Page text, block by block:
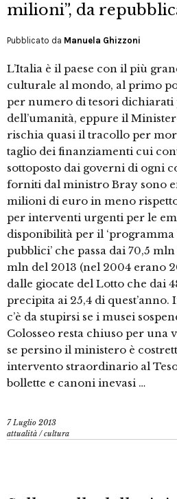
milioni”, da
Pubblicato da Manuela Ghizzoni
L’Italia è il paese con il più
culturale al mondo, al primo
per numero di tesori
dell’umanità, eppure il
rischia quasi il tracollo per
taglio dei finanziamenti cui
sottoposto dai governi di ogni
forniti dal ministro Bray sono
milioni di euro in meno rispetto
per interventi urgenti per le
disponibilità per il
pubblici’ che passa dai 70,5
mln del 2013 (nel 2004 erano
dalle giocate del Lotto che dai
precipita ai 25,4 di
c’è da stupirsi se i musei
Colosseo resta chiuso per una
se persino il ministero è
intervento straordinario al
bollette e canoni inevasi …
7 Luglio 2013
attualità /cultura